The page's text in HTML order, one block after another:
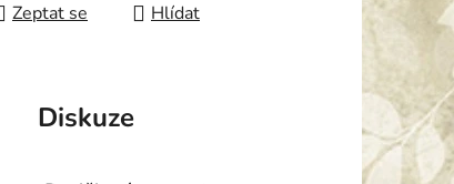
Zeptat se
Hlídat
Diskuze